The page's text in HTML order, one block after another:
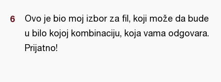
Ovo je bio moj izbor za fil, koji može da bude
u bilo kojoj kombinaciju, koja vama odgovara.
Prijatno!